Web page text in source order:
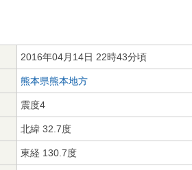
2016年04月14日 22時43分頃
熊本県熊本地方
震度4
北緯 32.7度
東経 130.7度